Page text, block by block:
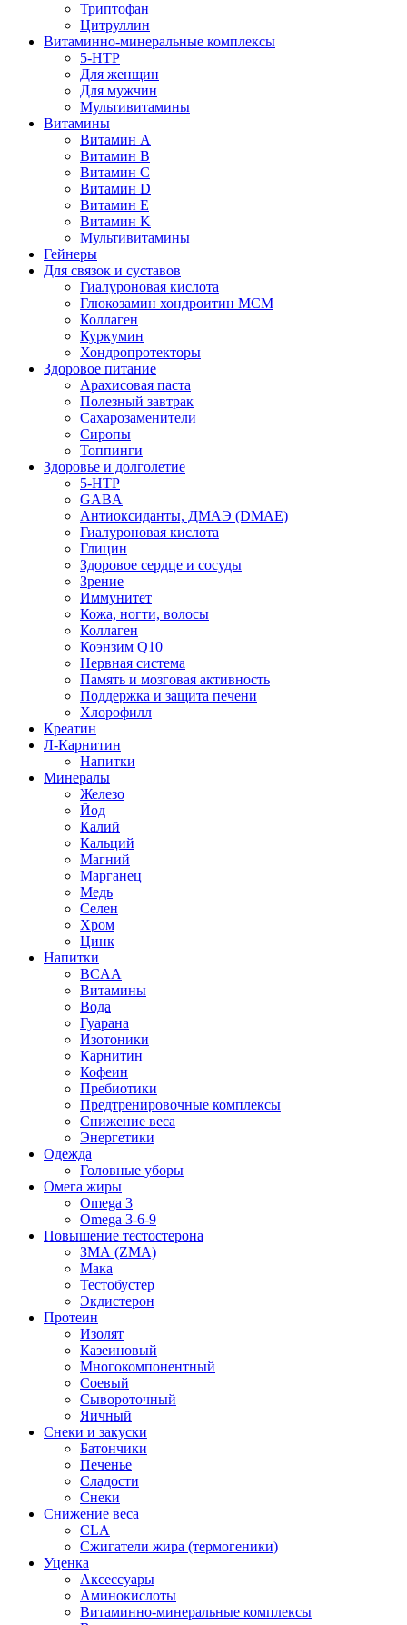
Триптофан
Цитруллин
Витаминно-минеральные комплексы
5-HTP
Для женщин
Для мужчин
Мультивитамины
Витамины
Витамин A
Витамин B
Витамин C
Витамин D
Витамин E
Витамин K
Мультивитамины
Гейнеры
Для связок и суставов
Гиалуроновая кислота
Глюкозамин хондроитин МСМ
Коллаген
Куркумин
Хондропротекторы
Здоровое питание
Арахисовая паста
Полезный завтрак
Сахарозаменители
Сиропы
Топпинги
Здоровье и долголетие
5-HTP
GABA
Антиоксиданты, ДМАЭ (DMAE)
Гиалуроновая кислота
Глицин
Здоровое сердце и сосуды
Зрение
Иммунитет
Кожа, ногти, волосы
Коллаген
Коэнзим Q10
Нервная система
Память и мозговая активность
Поддержка и защита печени
Хлорофилл
Креатин
Л-Карнитин
Напитки
Минералы
Железо
Йод
Калий
Кальций
Магний
Марганец
Медь
Селен
Хром
Цинк
Напитки
BCAA
Витамины
Вода
Гуарана
Изотоники
Карнитин
Кофеин
Пребиотики
Предтренировочные комплексы
Снижение веса
Энергетики
Одежда
Головные уборы
Омега жиры
Omega 3
Omega 3-6-9
Повышение тестостерона
ЗМА (ZMA)
Мака
Тестобустер
Экдистерон
Протеин
Изолят
Казеиновый
Многокомпонентный
Соевый
Сывороточный
Яичный
Снеки и закуски
Батончики
Печенье
Сладости
Снеки
Снижение веса
CLA
Сжигатели жира (термогеники)
Уценка
Аксессуары
Аминокислоты
Витаминно-минеральные комплексы